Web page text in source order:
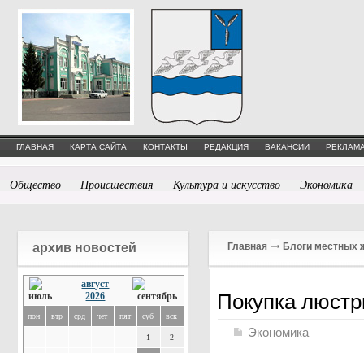
ГЛАВНАЯ КАРТА САЙТА КОНТАКТЫ РЕДАКЦИЯ ВАКАНСИИ
Общество Происшествия Культура и искусство Экономика
архив новостей
август
2026
пон втр срд чет пят суб вск
1 2
Главная Блоги местных
Покупка
Экономика